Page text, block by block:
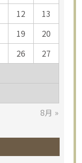
8月 »
12
13
19
20
26
27